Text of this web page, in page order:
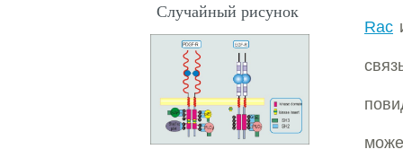
Rac
Случайный рисунок